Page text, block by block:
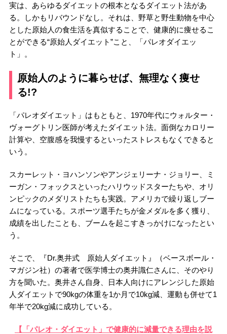
実は、あらゆるダイエットの根本となるダイエット法があ
る。しかもリバウンドなし。それは、野草と野生動物を中心
とした原始人の食生活を真似することで、健康的に痩せるこ
とができる“原始人ダイエット”こと、「パレオダイエッ
ト」。
原始人のように暮らせば、無理なく痩せ
る!?
「パレオダイエット」はもともと、1970年代にウォルター・
ヴォーグトリン医師が考えたダイエット法。面倒なカロリー
計算や、空腹感を我慢するといったストレスもなくできると
いう。
スカーレット・ヨハンソンやアンジェリーナ・ジョリー、ミ
ーガン・フォックスといったハリウッドスターたちや、オリ
ンピックのメダリストたちも実践。アメリカで繰り返しブー
ムになっている。スポーツ選手たちが金メダルを多く獲り、
成績を出したことも、ブームを起こすきっかけになったとい
う。
そこで、『Dr.奥井式 原始人ダイエット』（ベースボール・
マガジン社）の著者で医学博士の奥井識仁さんに、そのやり
方を聞いた。奥井さん自身、日本人向けにアレンジした原始
人ダイエットで90kgの体重を1か月で10kg減、運動も併せて1
年半で20kg減に成功している。
【「パレオ・ダイエット」で健康的に減量できる理由を説